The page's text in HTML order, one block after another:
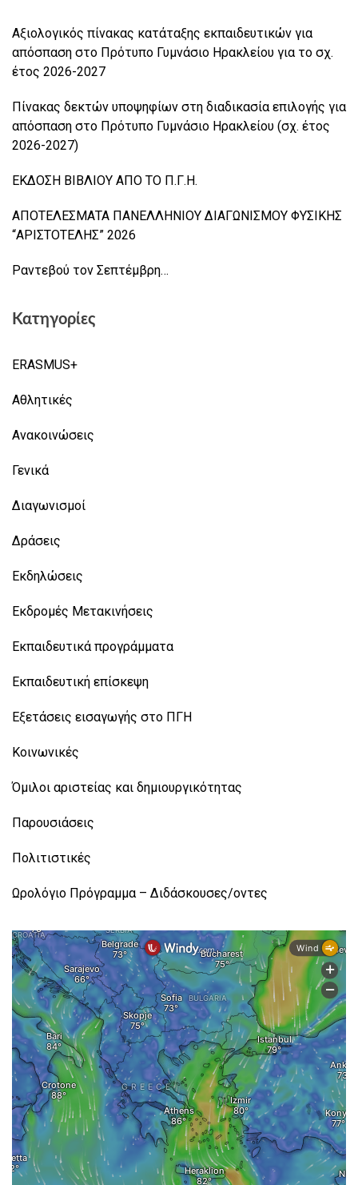
Αξιολογικός πίνακας κατάταξης εκπαιδευτικών για
απόσπαση στο Πρότυπο Γυμνάσιο Ηρακλείου για το σχ.
έτος 2026-2027
Πίνακας δεκτών υποψηφίων στη διαδικασία επιλογής για
απόσπαση στο Πρότυπο Γυμνάσιο Ηρακλείου (σχ. έτος
2026-2027)
ΕΚΔΟΣΗ ΒΙΒΛΙΟΥ ΑΠΟ ΤΟ Π.Γ.Η.
ΑΠΟΤΕΛΕΣΜΑΤΑ ΠΑΝΕΛΛΗΝΙΟΥ ΔΙΑΓΩΝΙΣΜΟΥ ΦΥΣΙΚΗΣ
“ΑΡΙΣΤΟΤΕΛΗΣ” 2026
Ραντεβού τον Σεπτέμβρη…
Κατηγορίες
ERASMUS+
Αθλητικές
Ανακοινώσεις
Γενικά
Διαγωνισμοί
Δράσεις
Εκδηλώσεις
Εκδρομές Μετακινήσεις
Εκπαιδευτικά προγράμματα
Εκπαιδευτική επίσκεψη
Εξετάσεις εισαγωγής στο ΠΓΗ
Κοινωνικές
Όμιλοι αριστείας και δημιουργικότητας
Παρουσιάσεις
Πολιτιστικές
Ωρολόγιο Πρόγραμμα – Διδάσκουσες/οντες